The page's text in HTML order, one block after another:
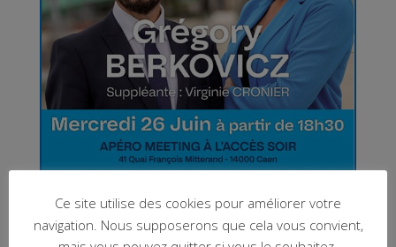
Ce site utilise des cookies pour améliorer votre
navigation. Nous supposerons que cela vous convient,